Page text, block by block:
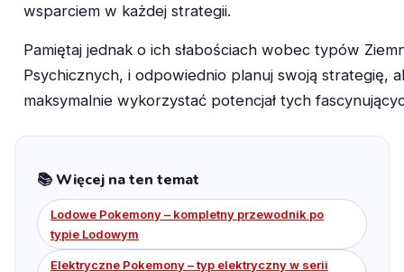
wsparciem w każdej strategii.
Pamiętaj jednak o ich słabościach wobec typów
Psychicznych, i odpowiednio planuj swoją strategię,
maksymalnie wykorzystać potencjał tych
📚 Więcej na ten temat
Lodowe Pokemony – kompletny przewodnik po
typie Lodowym
Elektryczne Pokemony – typ elektryczny w serii